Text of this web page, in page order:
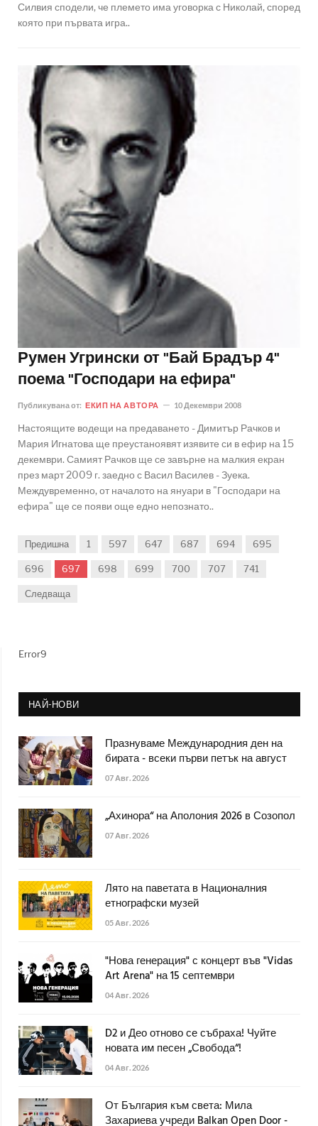
Силвия сподели, че племето има уговорка с Николай, според
която при първата игра..
Румен Угрински от "Бай Брадър 4"
поема "Господари на ефира"
Публикувана от: ЕКИП НА АВТОРА 10 Декември 2008
Настоящите водещи на предаването - Димитър Рачков и
Мария Игнатова ще преустаноявят изявите си в ефир на 15
декември. Самият Рачков ще се завърне на малкия екран
през март 2009 г. заедно с Васил Василев - Зуека.
Междувременно, от началото на януари в "Господари на
ефира" ще се появи още едно непознато..
Предишна 1 597 647 687 694 695
696 697 698 699 700 707 741
Следваща
Error9
НАЙ-НОВИ
Празнуваме Международния ден на
бирата - всеки първи петък на август
07 Авг. 2026
„Ахинора“ на Аполония 2026 в Созопол
07 Авг. 2026
Лято на паветата в Националния
етнографски музей
05 Авг. 2026
"Нова генерация" с концерт във "Vidas
Art Arena" на 15 септември
04 Авг. 2026
D2 и Део отново се събраха! Чуйте
новата им песен „Свобода“!
04 Авг. 2026
От България към света: Мила
Захариева учреди Balkan Open Door -